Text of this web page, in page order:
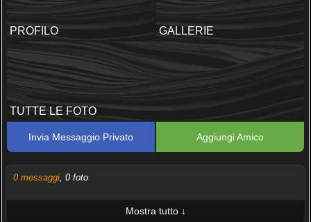
PROFILO GALLERIE
TUTTE LE FOTO
Invia Messaggio Privato Aggiungi Amico
0 messaggi, 0 foto
Mostra tutto ↓